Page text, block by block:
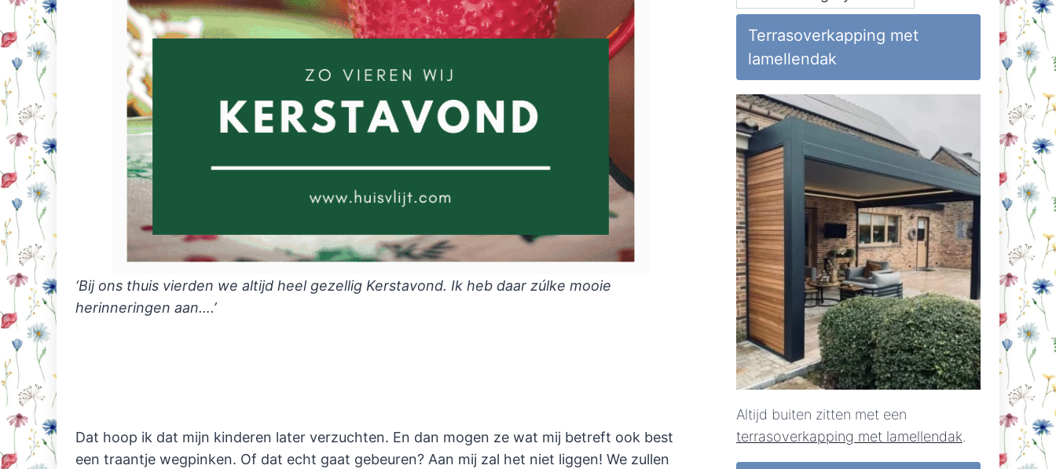
‘Bij ons thuis vierden we altijd heel gezellig Kerstavond. Ik heb daar zúlke mooie
herinneringen aan….’
Dat hoop ik dat mijn kinderen later verzuchten. En dan mogen ze wat mij betreft ook best
een traantje wegpinken. Of dat echt gaat gebeuren? Aan mij zal het niet liggen! We zullen
op
Huisvlijt
Terrasoverkapping met
lamellendak
Altijd buiten zitten met een
terrasoverkapping met lamellendak.